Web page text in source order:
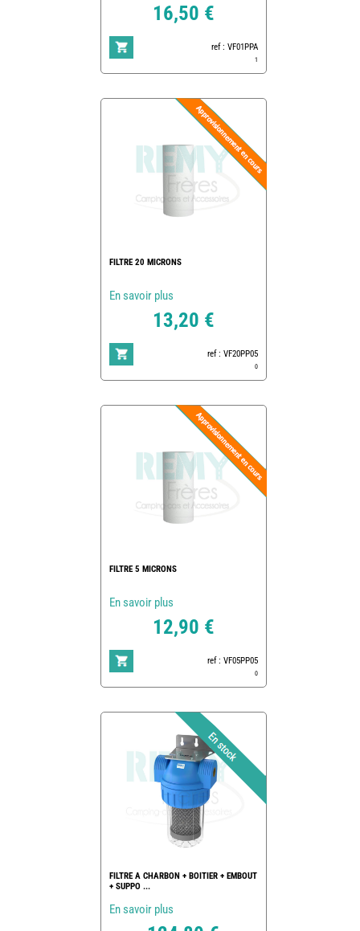
16,50 €
ref : VF01PPA
1
FILTRE 20 MICRONS
En savoir plus
13,20 €
ref : VF20PP05
0
FILTRE 5 MICRONS
En savoir plus
12,90 €
ref : VF05PP05
0
FILTRE A CHARBON + BOITIER + EMBOUT
+ SUPPO ...
En savoir plus